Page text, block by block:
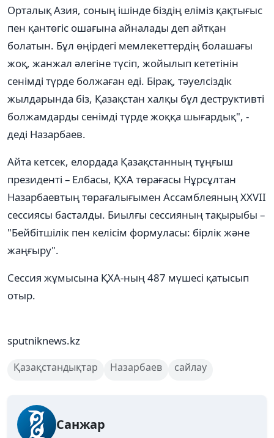
Орталық Азия, соның ішінде біздің еліміз қақтығыс
пен қантөгіс ошағына айналады деп айтқан
болатын. Бұл өңірдегі мемлекеттердің болашағы
жоқ, жанжал әлегіне түсіп, жойылып кететінін
сенімді түрде болжаған еді. Бірақ, тәуелсіздік
жылдарында біз, Қазақстан халқы бұл деструктивті
болжамдарды сенімді түрде жоққа шығардық", -
деді Назарбаев.
Айта кетсек, елордада Қазақстанның тұңғыш
президенті – Елбасы, ҚХА төрағасы Нұрсұлтан
Назарбаевтың төрағалығымен Ассамблеяның XXVII
сессиясы басталды. Биылғы сессияның тақырыбы –
"Бейбітшілік пен келісім формуласы: бірлік және
жаңғыру".
Сессия жұмысына ҚХА-ның 487 мүшесі қатысып
отыр.
sputniknews.kz
Қазақстандықтар Назарбаев сайлау
Санжар